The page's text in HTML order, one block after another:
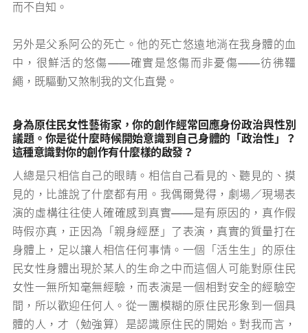
而不自知。
另外是父系阿公的死亡。他的死亡悠遠地淌在我身體的血
中，很鮮活的悠傷——確實是悠傷而非憂傷——彷彿韁
繩，既驅動又煞制我的文化直覺。
身為原住民女性藝術家，你的創作經常回應身份政治與性別
議題。你是從什麼時候開始意識到自己身體的「政治性」？
這種意識對你的創作有什麼樣的啟發？
人總是只相信自己的眼睛。相信自己看見的、聽見的、摸
見的，比誰說了什麼都有用。我偶爾覺得，劇場／現場表
演的虛構往往使人確確感到真實——是有原因的，真作假
時假亦真，正因為「親身經歷」了表演，真實的質量打在
身體上，足以讓人相信任何事情。一個「活生生」的原住
民女性身體出現於某人的生命之中而這個人可能對原住民
女性一無所知毫無經驗，而表演是一個相對安全的經驗空
間，所以歡迎任何人。從一團模糊的原住民形象到一個具
體的人，才（勉強算）是認識原住民的開始。對我而言，